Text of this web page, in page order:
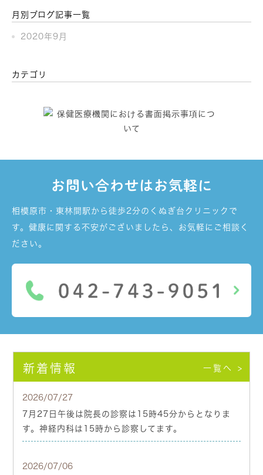
月別ブログ記事一覧
2020年9月
カテゴリ
お問い合わせはお気軽に
相模原市・東林間駅から徒歩2分のくぬぎ台クリニックで
す。健康に関する不安がございましたら、お気軽にご相談く
ださい。
新着情報 一覧へ >
2026/07/27
7月27日午後は院長の診察は15時45分からとなりま
す。神経内科は15時から診察してます。
2026/07/06